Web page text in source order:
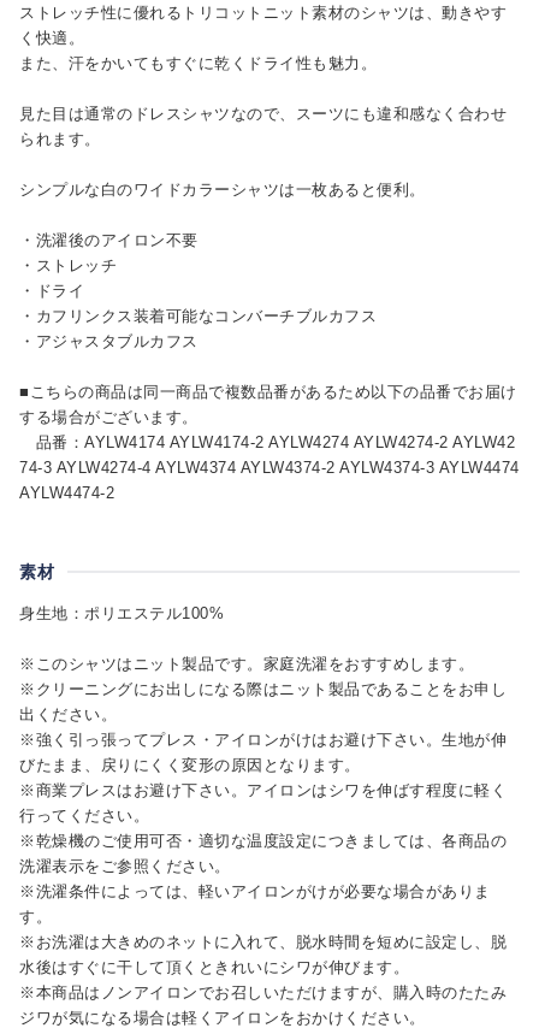
ストレッチ性に優れるトリコットニット素材のシャツは、動きやす
く快適。
また、汗をかいてもすぐに乾くドライ性も魅力。
見た目は通常のドレスシャツなので、スーツにも違和感なく合わせ
られます。
シンプルな白のワイドカラーシャツは一枚あると便利。
・洗濯後のアイロン不要
・ストレッチ
・ドライ
・カフリンクス装着可能なコンバーチブルカフス
・アジャスタブルカフス
■こちらの商品は同一商品で複数品番があるため以下の品番でお届け
する場合がございます。
品番：AYLW4174 AYLW4174-2 AYLW4274 AYLW4274-2 AYLW42
74-3 AYLW4274-4 AYLW4374 AYLW4374-2 AYLW4374-3 AYLW4474
AYLW4474-2
素材
身生地：ポリエステル100%
※このシャツはニット製品です。家庭洗濯をおすすめします。
※クリーニングにお出しになる際はニット製品であることをお申し
出ください。
※強く引っ張ってプレス・アイロンがけはお避け下さい。生地が伸
びたまま、戻りにくく変形の原因となります。
※商業プレスはお避け下さい。アイロンはシワを伸ばす程度に軽く
行ってください。
※乾燥機のご使用可否・適切な温度設定につきましては、各商品の
洗濯表示をご参照ください。
※洗濯条件によっては、軽いアイロンがけが必要な場合がありま
す。
※お洗濯は大きめのネットに入れて、脱水時間を短めに設定し、脱
水後はすぐに干して頂くときれいにシワが伸びます。
※本商品はノンアイロンでお召しいただけますが、購入時のたたみ
ジワが気になる場合は軽くアイロンをおかけください。